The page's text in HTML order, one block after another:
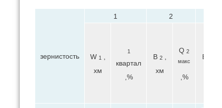
зернистость
1 2
W 1 ,
хм
1
квартал
,%
В 2,
хм
Q 2
макс
,%
В